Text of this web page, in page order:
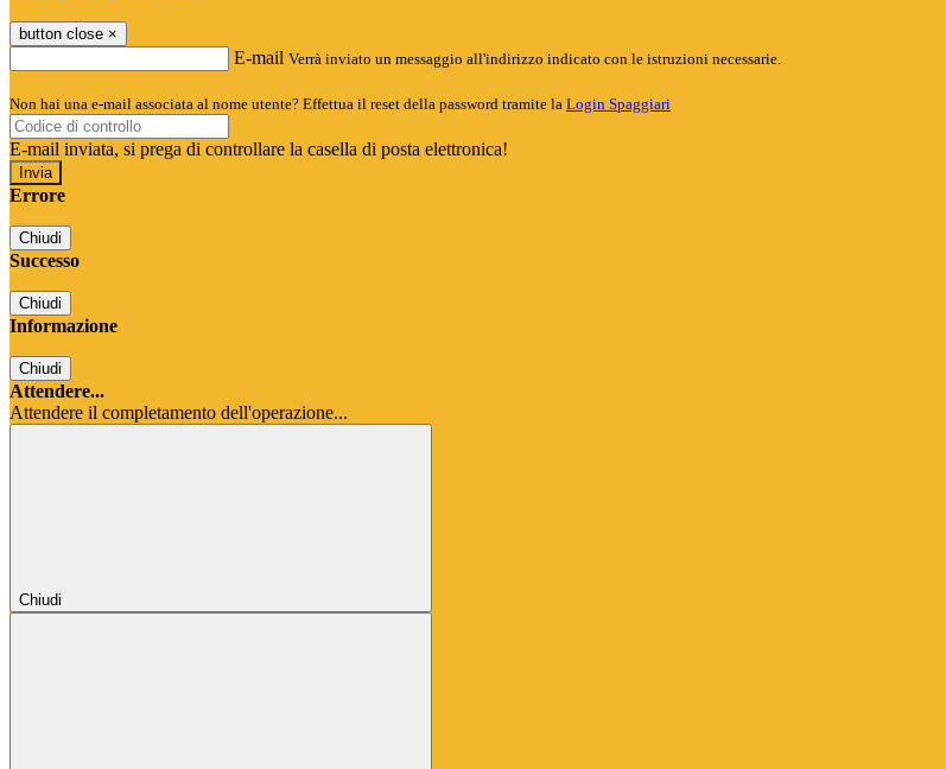
button close ×
E-mail Verrà inviato un messaggio all'indirizzo indicato con le istruzioni necessarie.
Non hai una e-mail associata al nome utente? Effettua il reset della password tramite la Login Spaggiari
E-mail inviata, si prega di controllare la casella di posta elettronica!
Errore
Chiudi
Successo
Chiudi
Informazione
Chiudi
Attendere...
Attendere il completamento dell'operazione...
Chiudi